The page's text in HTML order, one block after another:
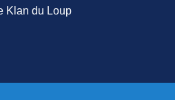
Klan du Loup